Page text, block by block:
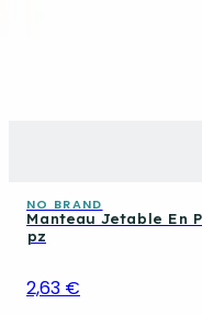
NO BRAND
Manteau Jetable En
pz
2,63 €